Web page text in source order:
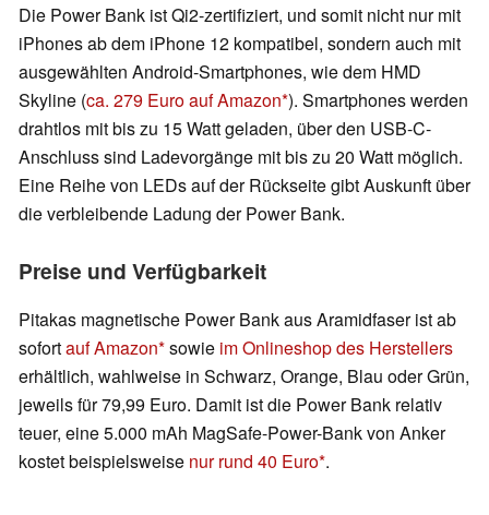
Die Power Bank ist Qi2-zertifiziert, und somit nicht nur mit
iPhones ab dem iPhone 12 kompatibel, sondern auch mit
ausgewählten Android-Smartphones, wie dem HMD
Skyline (ca. 279 Euro auf Amazon ). Smartphones werden
drahtlos mit bis zu 15 Watt geladen, über den USB-C-
Anschluss sind Ladevorgänge mit bis zu 20 Watt möglich.
Eine Reihe von LEDs auf der Rückseite gibt Auskunft über
die verbleibende Ladung der Power Bank.
Preise und Verfügbarkeit
Pitakas magnetische Power Bank aus Aramidfaser ist ab
sofortauf Amazon sowie im Onlineshop des Herstellers
erhältlich, wahlweise in Schwarz, Orange, Blau oder Grün,
jeweils für 79,99 Euro. Damit ist die Power Bank relativ
teuer, eine 5.000 mAh MagSafe-Power-Bank von Anker
kostet beispielsweise nur rund 40 Euro .